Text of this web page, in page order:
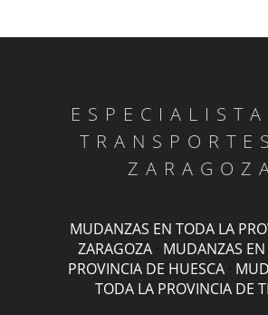
MUDANZAS EN TODA LA
ZARAGOZA· MUDANZAS
PROVINCIA DE HUESCA·
TODA LA PROVINCIA DE